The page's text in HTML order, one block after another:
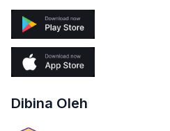
Dibina Oleh